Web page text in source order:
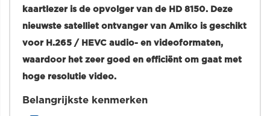
kaartlezer isde opvolger van de HD 8150. Deze
nieuwste satelliet ontvanger van Amiko is geschikt
voorH.265 / HEVC audio- en videoformaten,
waardoor het zeer goed en efficiënt om gaat met
hoge resolutie video.
Belangrijkste kenmerken